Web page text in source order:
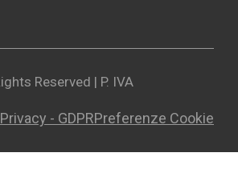
Reserved | P. IVA
Privacy - GDPRPreferenze Cookie